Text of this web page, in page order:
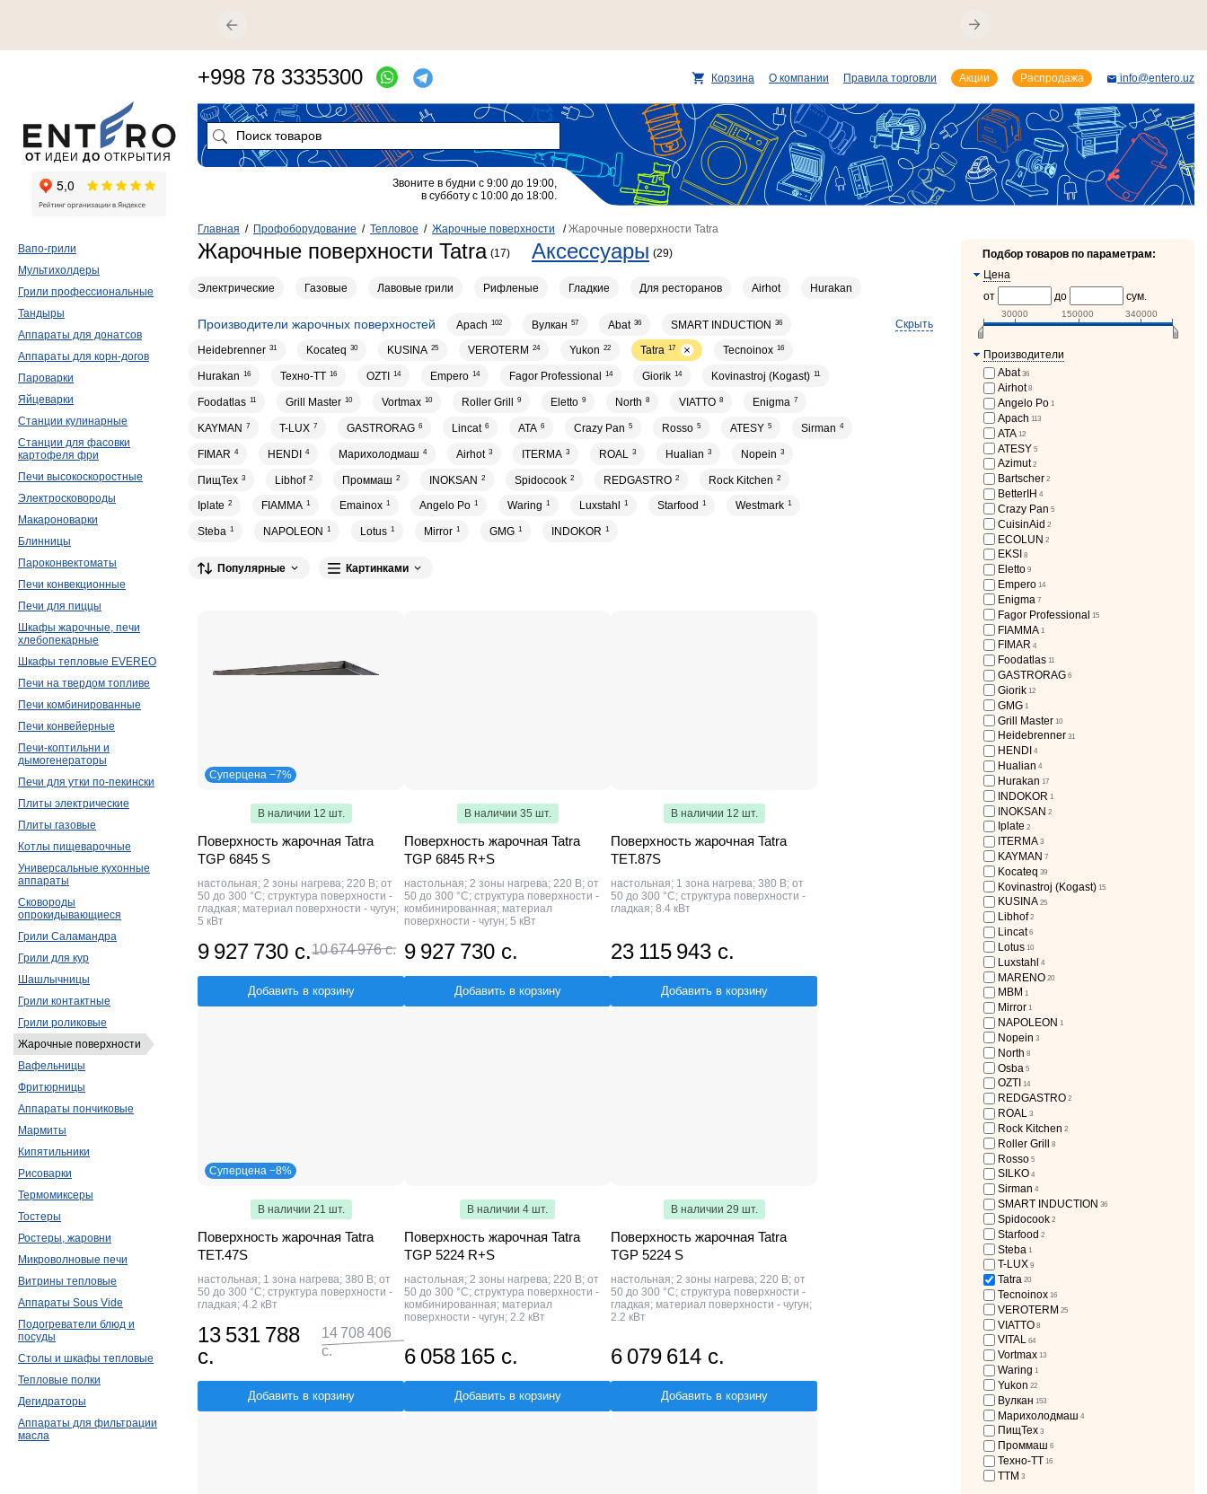
Главная / Профоборудование / Тепловое / Жарочные поверхности /Жарочные поверхности Tatra
Жарочные поверхности Tatra (17) Аксессуары (29)
Электрические Газовые Лавовые грили Рифленые Гладкие Для ресторанов Airhot Hurakan
Скрыть
Производители жарочных поверхностей Apach 102 Вулкан 57 Abat 36 SMART INDUCTION 36
Heidebrenner 31 Kocateq 30 KUSINA 25 VEROTERM 24 Yukon 22 Tatra 17 Tecnoinox 16
Hurakan 16 Техно-ТТ 16 OZTI 14 Empero 14 Fagor Professional 14 Giorik 14 Kovinastroj (Kogast) 11
Foodatlas 11 Grill Master 10 Vortmax 10 Roller Grill 9 Eletto 9 North 8 VIATTO 8 Enigma 7
KAYMAN 7 T-LUX 7 GASTRORAG 6 Lincat 6 ATA 6 Crazy Pan 5 Rosso 5 ATESY 5 Sirman 4
FIMAR 4 HENDI 4 Марихолодмаш 4 Airhot 3 ITERMA 3 ROAL 3 Hualian 3 Nopein 3
ПищТех 3 Libhof 2 Проммаш 2 INOKSAN 2 Spidocook 2 REDGASTRO 2 Rock Kitchen 2
Iplate 2 FIAMMA 1 Emainox 1 Angelo Po 1 Waring 1 Luxstahl 1 Starfood 1 Westmark 1
Steba 1 NAPOLEON 1 Lotus 1 Mirror 1 GMG 1 INDOKOR 1
Популярные Картинками
Суперцена −7%
В наличии 12 шт.
Поверхность жарочная Tatra
TGP 6845 S
настольная; 2 зоны нагрева; 220 В; от
50 до 300 °С; структура поверхности -
гладкая; материал поверхности - чугун;
5 кВт
9 927 730 с.10 674 976 с.
Добавить в корзину
В наличии 35 шт.
Поверхность жарочная Tatra
TGP 6845 R+S
настольная; 2 зоны нагрева; 220 В; от
50 до 300 °С; структура поверхности -
комбинированная; материал
поверхности - чугун; 5 кВт
9 927 730 с.
Добавить в корзину
В наличии 12 шт.
Поверхность жарочная Tatra
TET.87S
настольная; 1 зона нагрева; 380 В; от
50 до 300 °С; структура поверхности -
гладкая; 8.4 кВт
23 115 943 с.
Добавить в корзину
Суперцена −8%
В наличии 21 шт.
Поверхность жарочная Tatra
TET.47S
настольная; 1 зона нагрева; 380 В; от
50 до 300 °С; структура поверхности -
гладкая; 4.2 кВт
13 531 788
с.
14 708 406
с.
Добавить в корзину
В наличии 4 шт.
Поверхность жарочная Tatra
TGP 5224 R+S
настольная; 2 зоны нагрева; 220 В; от
50 до 300 °С; структура поверхности -
комбинированная; материал
поверхности - чугун; 2.2 кВт
6 058 165 с.
Добавить в корзину
В наличии 29 шт.
Поверхность жарочная Tatra
TGP 5224 S
настольная; 2 зоны нагрева; 220 В; от
50 до 300 °С; структура поверхности -
гладкая; материал поверхности - чугун;
2.2 кВт
6 079 614 с.
Добавить в корзину
Подбор товаров по параметрам:
Цена
от
до сум.
30000 150000 340000
Производители
Abat 36
Airhot 8
Angelo Po 1
Apach 113
ATA 12
ATESY 5
Azimut 2
Bartscher 2
BetterIH 4
Crazy Pan 5
CuisinAid 2
ECOLUN 2
EKSI 8
Eletto 9
Empero 14
Enigma 7
Fagor Professional 15
FIAMMA 1
FIMAR 4
Foodatlas 11
GASTRORAG 6
Giorik 12
GMG 1
Grill Master 10
Heidebrenner 31
HENDI 4
Hualian 4
Hurakan 17
INDOKOR 1
INOKSAN 2
Iplate 2
ITERMA 3
KAYMAN 7
Kocateq 39
Kovinastroj (Kogast) 15
KUSINA 25
Libhof 2
Lincat 6
Lotus 10
Luxstahl 4
MARENO 20
MBM 1
Mirror 1
NAPOLEON 1
Nopein 3
North 8
Osba 5
OZTI 14
REDGASTRO 2
ROAL 3
Rock Kitchen 2
Roller Grill 8
Rosso 5
SILKO 4
Sirman 4
SMART INDUCTION 36
Spidocook 2
Starfood 2
Steba 1
T-LUX 9
Tatra 20
Tecnoinox 16
VEROTERM 25
VIATTO 8
VITAL 64
Vortmax 13
Waring 1
Yukon 22
Вулкан 153
Марихолодмаш 4
ПищТех 3
Проммаш 6
Техно-ТТ 16
ТТМ 3
Вапо-грили
Мультихолдеры
Грили профессиональные
Тандыры
Аппараты для донатсов
Аппараты для корн-догов
Пароварки
Яйцеварки
Станции кулинарные
Станции для фасовки
картофеля фри
Печи высокоскоростные
Электросковороды
Макароноварки
Блинницы
Пароконвектоматы
Печи конвекционные
Печи для пиццы
Шкафы жарочные, печи
хлебопекарные
Шкафы тепловые EVEREO
Печи на твердом топливе
Печи комбинированные
Печи конвейерные
Печи-коптильни и
дымогенераторы
Печи для утки по-пекински
Плиты электрические
Плиты газовые
Котлы пищеварочные
Универсальные кухонные
аппараты
Сковороды
опрокидывающиеся
Грили Саламандра
Грили для кур
Шашлычницы
Грили контактные
Грили роликовые
Жарочные поверхности
Вафельницы
Фритюрницы
Аппараты пончиковые
Мармиты
Кипятильники
Рисоварки
Термомиксеры
Тостеры
Ростеры, жаровни
Микроволновые печи
Витрины тепловые
Аппараты Sous Vide
Подогреватели блюд и
посуды
Столы и шкафы тепловые
Тепловые полки
Дегидраторы
Аппараты для фильтрации
масла
ОТ ИДЕИ ДО ОТКРЫТИЯ
+998 78 3335300 Корзина О компании Правила торговли Акции Распродажа info@entero.uz
Звоните в будни с 9:00 до 19:00,
в субботу с 10:00 до 18:00.